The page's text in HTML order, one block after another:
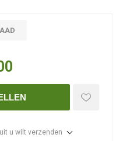
u wilt verzenden